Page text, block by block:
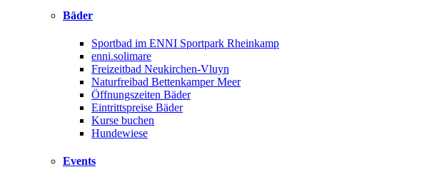
Bäder
Sportbad im ENNI Sportpark Rheinkamp
enni.solimare
Freizeitbad Neukirchen-Vluyn
Naturfreibad Bettenkamper Meer
Öffnungszeiten Bäder
Eintrittspreise Bäder
Kurse buchen
Hundewiese
Events